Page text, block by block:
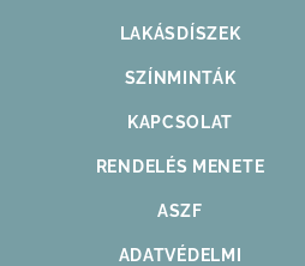
LAKÁSDÍSZEK
SZÍNMINTÁK
KAPCSOLAT
RENDELÉS MENETE
ASZF
ADATVÉDELMI